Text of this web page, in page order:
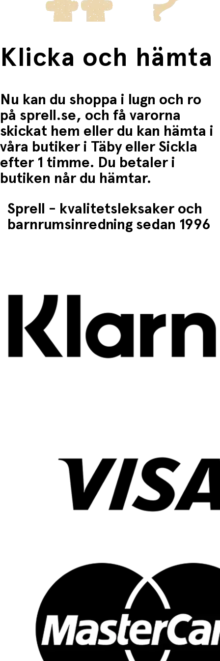
Klicka och hämta
Nu kan du shoppa i lugn och ro
på sprell.se, och få varorna
skickat hem eller du kan hämta i
våra butiker i Täby eller Sickla
efter 1 timme. Du betaler i
butiken når du hämtar.
Sprell - kvalitetsleksaker och
barnrumsinredning sedan 1996